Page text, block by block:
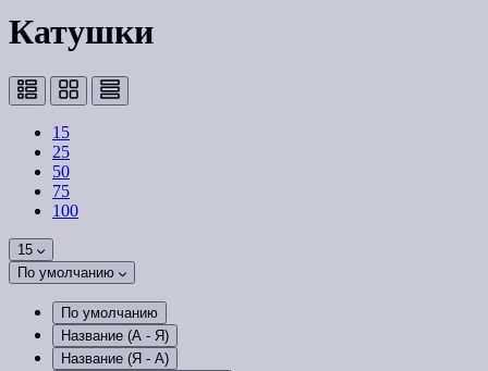
Катушки
15
25
50
75
100
15
По умолчанию
По умолчанию
Название (А - Я)
Название (Я - А)